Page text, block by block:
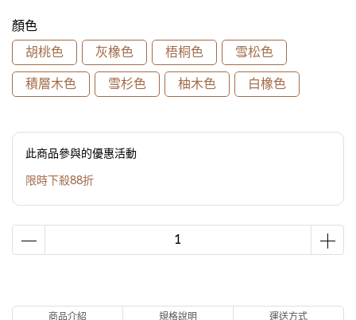
顏色
胡桃色
灰橡色 梧桐色 雪松色
積層木色 雪杉色 柚木色 白橡色
此商品參與的優惠活動
限時下殺88折
商品介紹 規格說明 運送方式